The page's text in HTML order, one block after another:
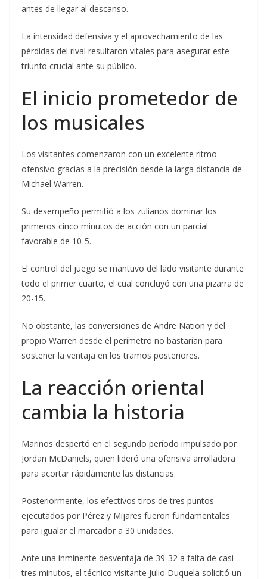
antes de llegar al descanso.
La intensidad defensiva y el aprovechamiento de las
pérdidas del rival resultaron vitales para asegurar este
triunfo crucial ante su público.
El inicio prometedor de
los musicales
Los visitantes comenzaron con un excelente ritmo
ofensivo gracias a la precisión desde la larga distancia de
Michael Warren.
Su desempeño permitió a los zulianos dominar los
primeros cinco minutos de acción con un parcial
favorable de 10-5.
El control del juego se mantuvo del lado visitante durante
todo el primer cuarto, el cual concluyó con una pizarra de
20-15.
No obstante, las conversiones de Andre Nation y del
propio Warren desde el perímetro no bastarían para
sostener la ventaja en los tramos posteriores.
La reacción oriental
cambia la historia
Marinos despertó en el segundo período impulsado por
Jordan McDaniels, quien lideró una ofensiva arrolladora
para acortar rápidamente las distancias.
Posteriormente, los efectivos tiros de tres puntos
ejecutados por Pérez y Mijares fueron fundamentales
para igualar el marcador a 30 unidades.
Ante una inminente desventaja de 39-32 a falta de casi
tres minutos, el técnico visitante Julio Duquela solicitó un